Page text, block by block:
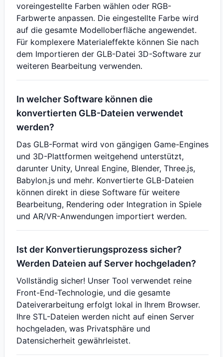
voreingestellte Farben wählen oder RGB-
Farbwerte anpassen. Die eingestellte Farbe wird
auf die gesamte Modelloberfläche angewendet.
Für komplexere Materialeffekte können Sie nach
dem Importieren der GLB-Datei 3D-Software zur
weiteren Bearbeitung verwenden.
In welcher Software können die
konvertierten GLB-Dateien verwendet
werden?
Das GLB-Format wird von gängigen Game-Engines
und 3D-Plattformen weitgehend unterstützt,
darunter Unity, Unreal Engine, Blender, Three.js,
Babylon.js und mehr. Konvertierte GLB-Dateien
können direkt in diese Software für weitere
Bearbeitung, Rendering oder Integration in Spiele
und AR/VR-Anwendungen importiert werden.
Ist der Konvertierungsprozess sicher?
Werden Dateien auf Server hochgeladen?
Vollständig sicher! Unser Tool verwendet reine
Front-End-Technologie, und die gesamte
Dateiverarbeitung erfolgt lokal in Ihrem Browser.
Ihre STL-Dateien werden nicht auf einen Server
hochgeladen, was Privatsphäre und
Datensicherheit gewährleistet.